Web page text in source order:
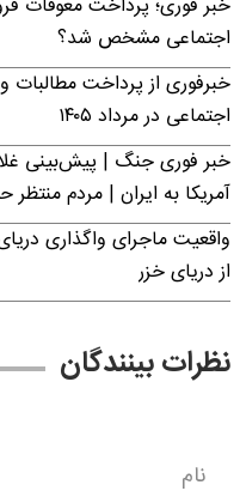
خبر فوری؛ پرداخت معوقات
اجتماعی مشخص شد؟
خبرفوری از پرداخت مطالبات
اجتماعی در مرداد ۱۴۰۵
خبر فوری جنگ | پیش‌بینی
آمریکا به ایران | مردم منتظر
واقعیت ماجرای واگذاری
از دریای خزر
نظرات بینندگان
نام